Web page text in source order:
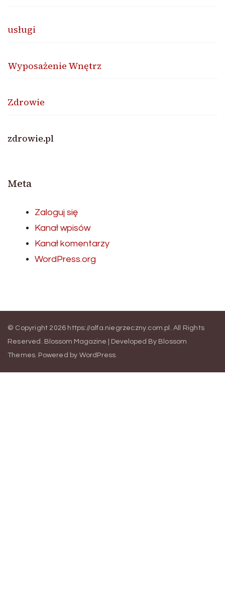
usługi
Wyposażenie Wnętrz
Zdrowie
zdrowie.pl
Meta
Zaloguj się
Kanał wpisów
Kanał komentarzy
WordPress.org
© Copyright 2026 https://alfa.niegrzeczny.com.pl
. All Rights
Reserved. Blossom Magazine | Developed By Blossom
Themes Powered by WordPress